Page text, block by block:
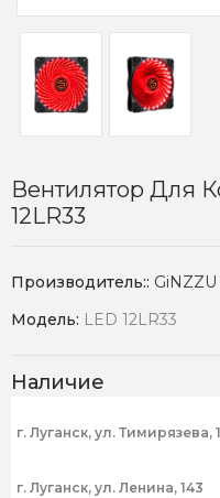
Вентилятор Для
12LR33
Производитель:: GiNZZU
Модель: LED 12LR33
Наличие
г. Луганск, ул. Тимирязева,
г. Луганск, ул. Ленина, 143